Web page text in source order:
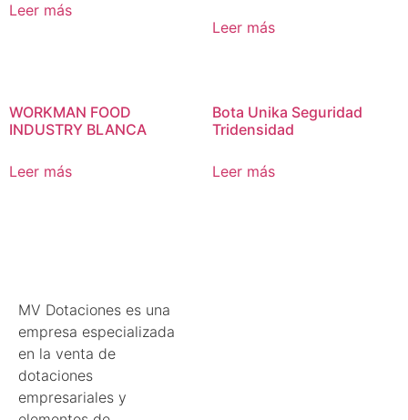
Leer más
Leer más
WORKMAN FOOD
INDUSTRY BLANCA
Leer más
Bota Unika Seguridad
Tridensidad
Leer más
MV Dotaciones es una
empresa especializada
en la venta de
dotaciones
empresariales y